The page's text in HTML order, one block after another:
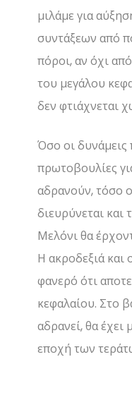
μιλάμε για
συντάξεων από
πόροι, αν όχι
του μεγάλου
δεν φτιάχνεται
Όσο οι
πρωτοβουλίες
αδρανούν, τόσο
διευρύνεται
Μελόνι θα
Η ακροδεξιά και
φανερό ότι
κεφαλαίου. Στο
αδρανεί, θα έχει
εποχή των